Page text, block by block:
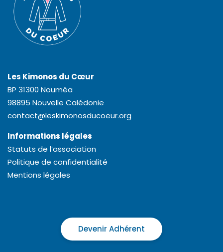
Les Kimonos du Cœur
BP 31300 Nouméa
98895 Nouvelle Calédonie
contact@leskimonosducoeur.org
Informations légales
Statuts de l’association
Politique de confidentialité
Mentions légales
Devenir Adhérent